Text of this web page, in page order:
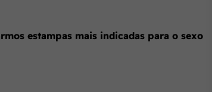
estampas mais indicadas para o sexo